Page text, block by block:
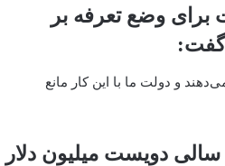
برای وضع تعرفه بر
و دولت ما با این کار مانع
سالی دویست میلیون دلار